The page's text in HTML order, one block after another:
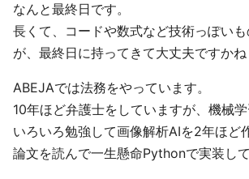
なんと最終日です。
長くて、コードや数式など技術っぽい
が、最終日に持ってきて大丈夫ですかね
ABEJAでは法務をやっています。
10年ほど弁護士をしていますが、機械
いろいろ勉強して画像解析AIを2年ほど
論文を読んで一生懸命Pythonで実装して